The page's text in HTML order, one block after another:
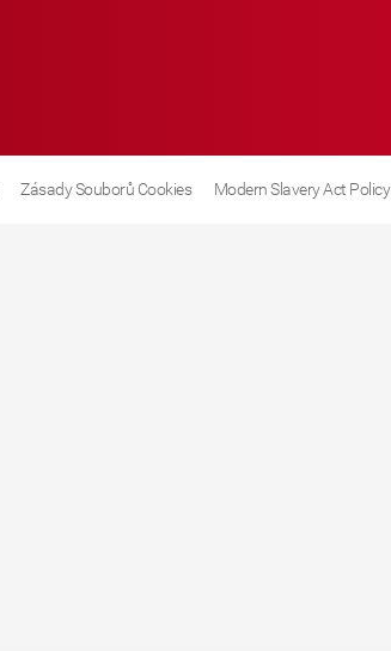
Zásady Souborů Cookies Modern Slavery Act Policy